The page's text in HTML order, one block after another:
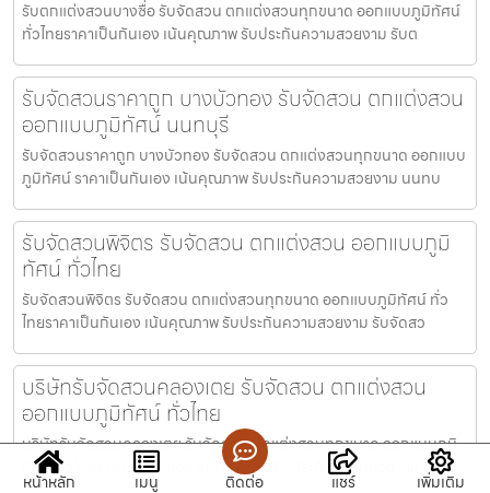
รับตกแต่งสวนบางซื่อ รับจัดสวน ตกแต่งสวนทุกขนาด ออกแบบภูมิทัศน์
ทั่วไทยราคาเป็นกันเอง เน้นคุณภาพ รับประกันความสวยงาม รับต
รับจัดสวนราคาถูก บางบัวทอง รับจัดสวน ตกแต่งสวน
ออกแบบภูมิทัศน์ นนทบุรี
รับจัดสวนราคาถูก บางบัวทอง รับจัดสวน ตกแต่งสวนทุกขนาด ออกแบบ
ภูมิทัศน์ ราคาเป็นกันเอง เน้นคุณภาพ รับประกันความสวยงาม นนทบ
รับจัดสวนพิจิตร รับจัดสวน ตกแต่งสวน ออกแบบภูมิ
ทัศน์ ทั่วไทย
รับจัดสวนพิจิตร รับจัดสวน ตกแต่งสวนทุกขนาด ออกแบบภูมิทัศน์ ทั่ว
ไทยราคาเป็นกันเอง เน้นคุณภาพ รับประกันความสวยงาม รับจัดสว
บริษัทรับจัดสวนคลองเตย รับจัดสวน ตกแต่งสวน
ออกแบบภูมิทัศน์ ทั่วไทย
บริษัทรับจัดสวนคลองเตย รับจัดสวน ตกแต่งสวนทุกขนาด ออกแบบภูมิ
ทัศน์ ทั่วไทยราคาเป็นกันเอง เน้นคุณภาพ รับประกันความสวยงาม บ
หน้าหลัก เมนู ติดต่อ แชร์ เพิ่มเติม